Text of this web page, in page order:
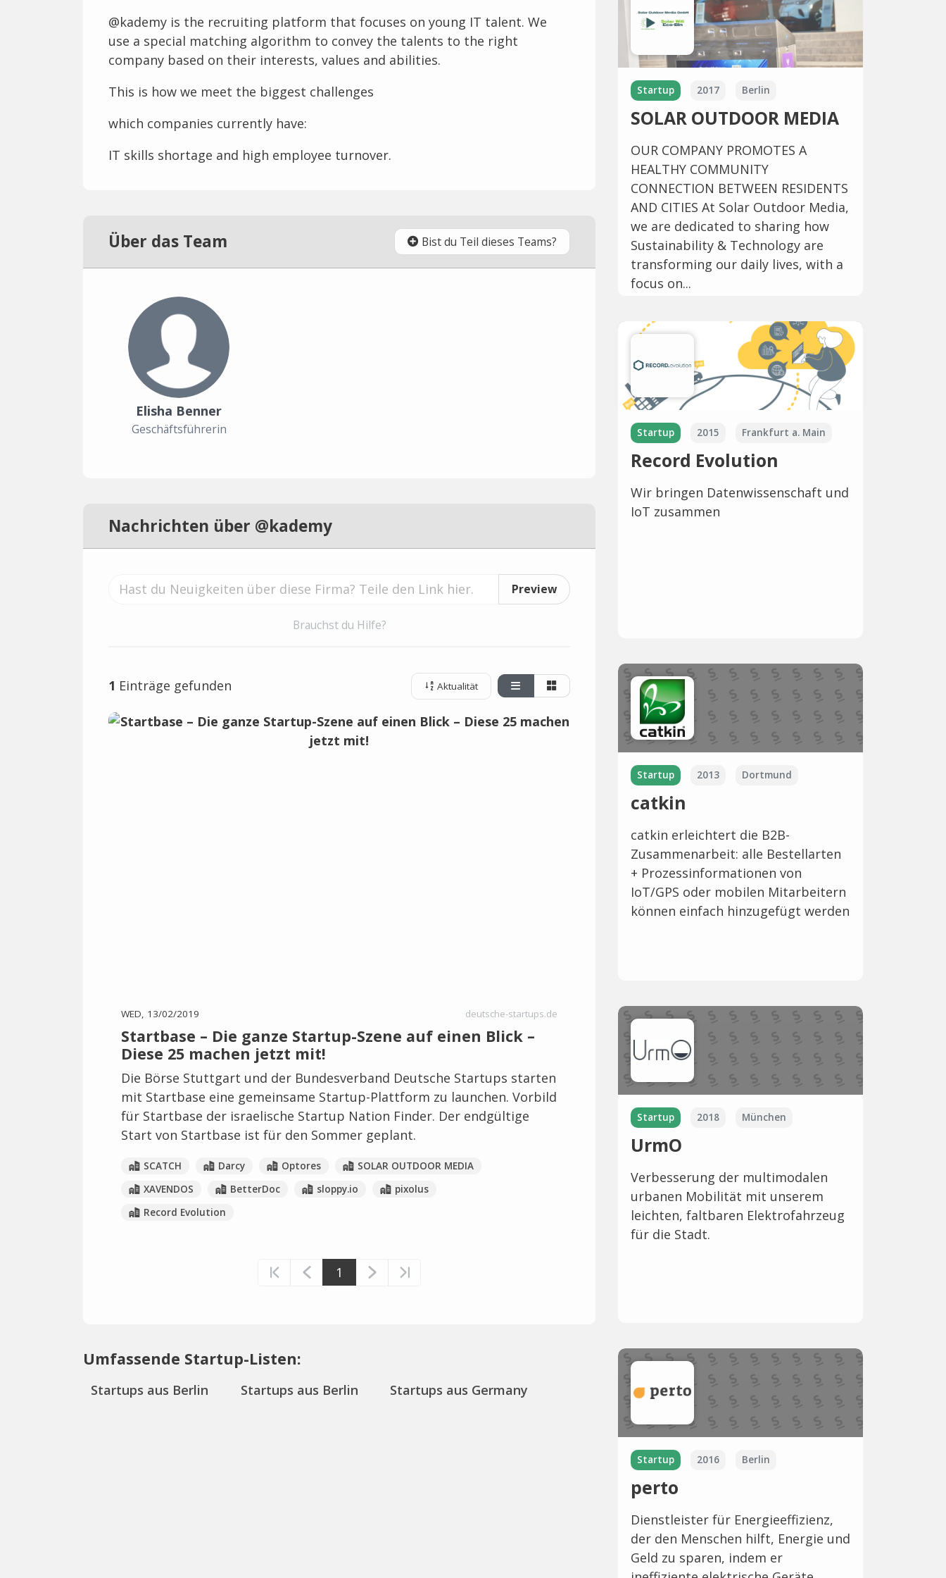
@kademy is the recruiting platform that focuses on young IT talent. We
use a special matching algorithm to convey the talents to the right
company based on their interests, values and abilities.
This is how we meet the biggest challenges
which companies currently have:
IT skills shortage and high employee turnover.
Über das Team Bist du Teil dieses Teams?
Elisha Benner
Geschäftsführerin
Nachrichten über @kademy
Preview
Brauchst du Hilfe?
1 Einträge gefunden Aktualität
WED, 13/02/2019 deutsche-startups.de
Startbase – Die ganze Startup-Szene auf einen Blick –
Diese 25 machen jetzt mit!
Die Börse Stuttgart und der Bundesverband Deutsche Startups starten
mit Startbase eine gemeinsame Startup-Plattform zu launchen. Vorbild
für Startbase der israelische Startup Nation Finder. Der endgültige
Start von Startbase ist für den Sommer geplant.
SCATCH Darcy Optores
SOLAR OUTDOOR MEDIA
XAVENDOS
BetterDoc sloppy.io
pixolus
Record Evolution
1
Umfassende Startup-Listen:
Startups aus Berlin Startups aus Berlin Startups aus Germany
Startup 2017 Berlin
SOLAR OUTDOOR MEDIA
OUR COMPANY PROMOTES A
HEALTHY COMMUNITY
CONNECTION BETWEEN RESIDENTS
AND CITIES At Solar Outdoor Media,
we are dedicated to sharing how
Sustainability & Technology are
transforming our daily lives, with a
focus on...
Startup 2015 Frankfurt a. Main
Record Evolution
Wir bringen Datenwissenschaft und
IoT zusammen
Startup 2013 Dortmund
catkin
catkin erleichtert die B2B-
Zusammenarbeit: alle Bestellarten
+ Prozessinformationen von
IoT/GPS oder mobilen Mitarbeitern
können einfach hinzugefügt werden
Startup 2018 München
UrmO
Verbesserung der multimodalen
urbanen Mobilität mit unserem
leichten, faltbaren Elektrofahrzeug
für die Stadt.
Startup 2016 Berlin
perto
Dienstleister für Energieeffizienz,
der den Menschen hilft, Energie und
Geld zu sparen, indem er